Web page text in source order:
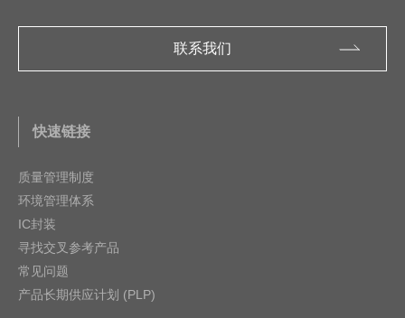
联系我们
快速链接
质量管理制度
环境管理体系
IC封装
寻找交叉参考产品
常见问题
产品长期供应计划 (PLP)